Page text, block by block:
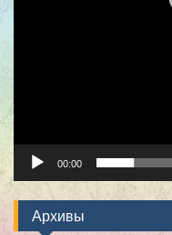
00:00
Архивы